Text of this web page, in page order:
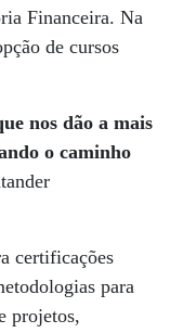
Financeira. Na
de cursos
nos dão a mais
o caminho
certificações
para
projetos,